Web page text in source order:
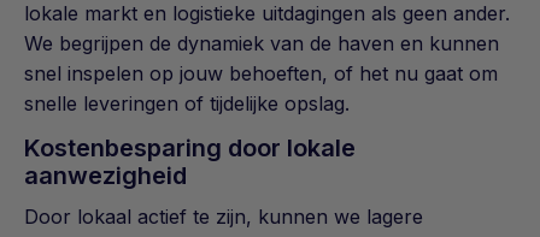
lokale markt en logistieke uitdagingen als geen ander.
We begrijpen de dynamiek van de haven en kunnen
snel inspelen op jouw behoeften, of het nu gaat om
snelle leveringen of tijdelijke opslag.
Kostenbesparing door lokale
aanwezigheid
Door lokaal actief te zijn, kunnen we lagere